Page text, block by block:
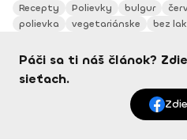
Recepty Polievky bulgur
polievka
vegetariánske bez
Páči sa ti náš článok?
sieťach.